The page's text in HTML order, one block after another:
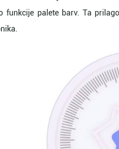
funkcije palete barv. Ta